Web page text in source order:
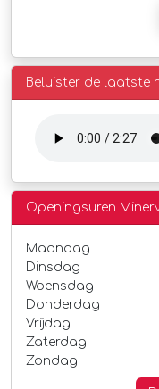
Beluister de laatste
Openingsuren
Maandag
Dinsdag
Woensdag
Donderdag
Vrijdag
Zaterdag
Zondag